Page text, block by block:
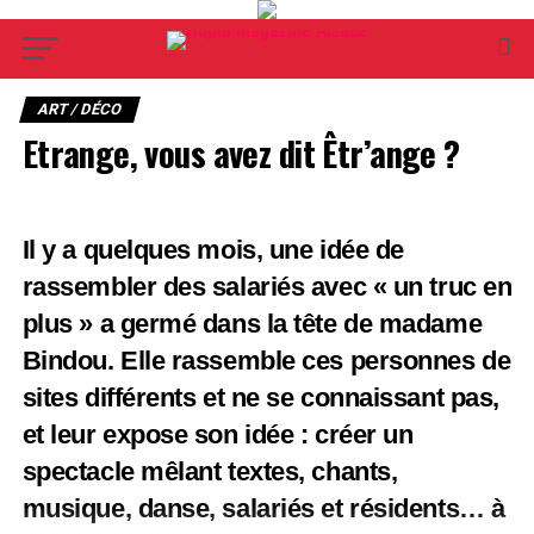
ART / DÉCO
Etrange, vous avez dit Êtr’ange ?
Il y a quelques mois, une idée de
rassembler des salariés avec « un truc en
plus » a germé dans la tête de madame
Bindou. Elle rassemble ces personnes de
sites différents et ne se connaissant pas,
et leur expose son idée : créer un
spectacle mêlant textes, chants,
musique, danse, salariés et résidents… à